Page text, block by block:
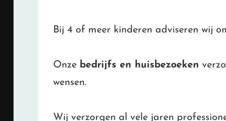
Bij 4 of meer kinderen adviseren wij
Onze bedrijfs en huisbezoeken
wensen.
Wij verzorgen al vele jaren